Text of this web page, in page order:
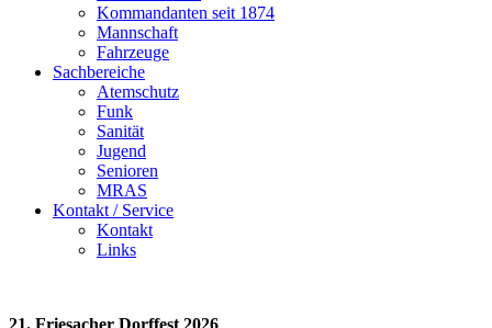
Kommandanten seit 1874
Mannschaft
Fahrzeuge
Sachbereiche
Atemschutz
Funk
Sanität
Jugend
Senioren
MRAS
Kontakt / Service
Kontakt
Links
21. Friesacher Dorffest 2026